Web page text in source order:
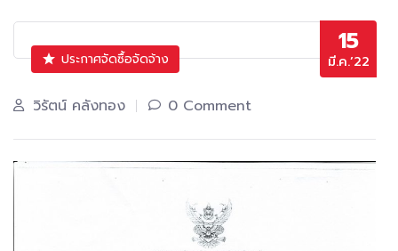
15
มี.ค.’22
ประกาศจัดซื้อจัดจ้าง
วิรัตน์ คลังทอง 0 Comment